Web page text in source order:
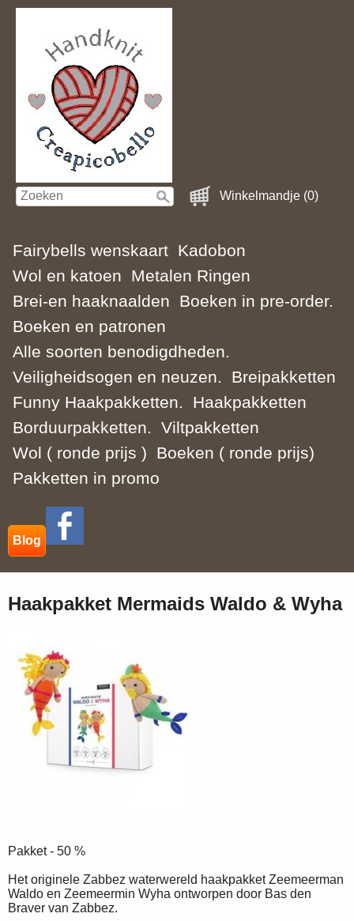
Winkelmandje (0)
Fairybells wenskaart Kadobon
Wol en katoen
Metalen Ringen
Brei-en haaknaalden
Boeken in pre-order.
Boeken en patronen
Alle soorten benodigdheden.
Veiligheidsogen en neuzen.
Breipakketten
Funny Haakpakketten.
Haakpakketten
Borduurpakketten.
Viltpakketten
Wol ( ronde prijs )
Boeken ( ronde prijs)
Pakketten in promo
Blog
Haakpakket Mermaids Waldo & Wyha
Pakket - 50 %
Het originele Zabbez waterwereld haakpakket Zeemeerman
Waldo en Zeemeermin Wyha ontworpen door Bas den
Braver van Zabbez.